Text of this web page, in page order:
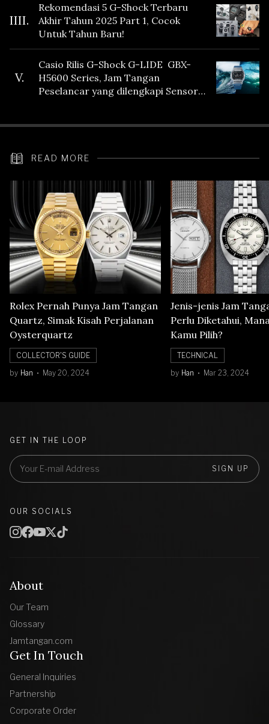
IIII.
Rekomendasi 5 G-Shock Terbaru
Akhir Tahun 2025 Part 1, Cocok
Untuk Tahun Baru!
V.
Casio Rilis G-Shock G-LIDE GBX-
H5600 Series, Jam Tangan
Peselancar yang dilengkapi Sensor
READ MORE
Rolex Pernah Punya Jam Tangan
Quartz, Simak Kisah Perjalanan
Oysterquartz
COLLECTOR'S GUIDE
by Han May 20, 2024
Jenis-jenis Jam
Perlu Diketahui,
Kamu Pilih?
TECHNICAL
by Han Mar 23, 2024
About
Our Team
Glossary
Jamtangan.com
Get In Touch
General Inquiries
Partnership
Corporate Order
GET IN THE LOOP
SIGN UP
OUR SOCIALS